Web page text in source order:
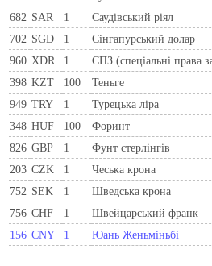
682 SAR 1 Саудівський ріял
702 SGD 1 Сінгапурський долар
960 XDR 1 СПЗ (спеціальні права
398 KZT 100 Теньге
949 TRY 1 Турецька ліра
348 HUF 100 Форинт
826 GBP 1 Фунт стерлінгів
203 CZK 1 Чеська крона
752 SEK 1 Шведська крона
756 CHF 1 Швейцарський франк
156 CNY 1 Юань Женьміньбі